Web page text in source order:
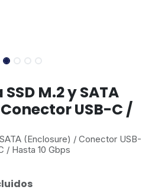
M.2 y SATA
USB-C /
(Enclosure) / Conector USB-
/ Hasta 10 Gbps